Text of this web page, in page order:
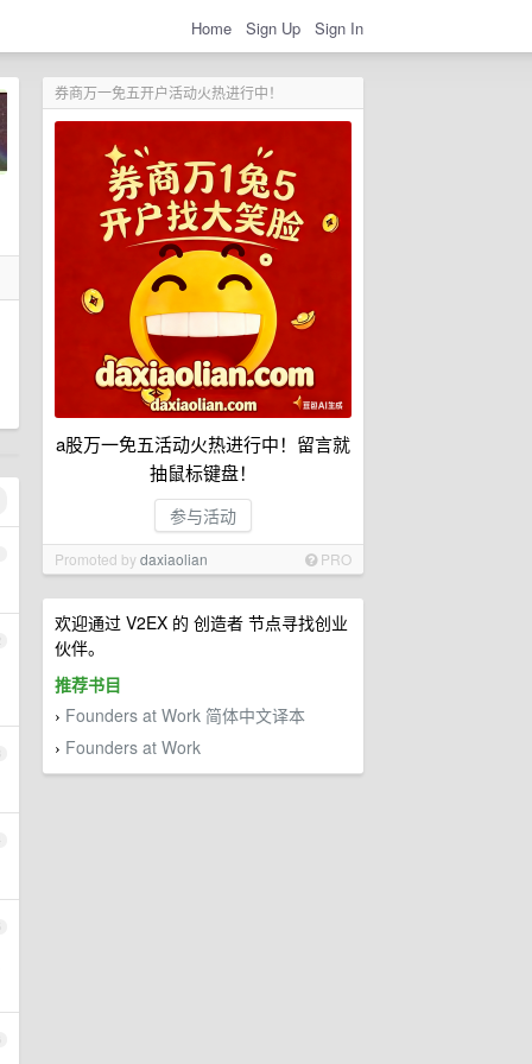
Home Sign Up Sign In
券商万一免五开户活动火热进行中！
a股万一免五活动火热进行中！留言就
抽鼠标键盘！
参与活动
Promoted bydaxiaolian PRO
欢迎通过 V2EX 的 创造者 节点寻找创业
伙伴。
推荐书目
› Founders at Work 简体中文译本
› Founders at Work